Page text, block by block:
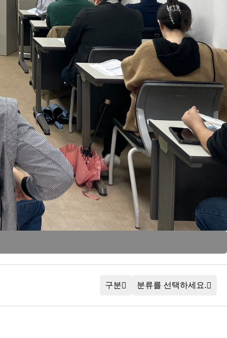
구분 분류를 선택하세요.